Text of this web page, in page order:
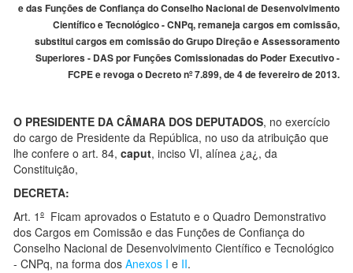
e das Funções de Confiança do Conselho Nacional de Desenvolvimento
Científico e Tecnológico - CNPq, remaneja cargos em comissão,
substitui cargos em comissão do Grupo Direção e Assessoramento
Superiores - DAS por Funções Comissionadas do Poder Executivo -
FCPE e revoga o Decreto nº 7.899, de 4 de fevereiro de 2013.
O PRESIDENTE DA CÂMARA DOS DEPUTADOS, no exercício
do cargo de Presidente da República, no uso da atribuição que
lhe confere o art. 84, caput, inciso VI, alínea ¿a¿, da
Constituição,
DECRETA:
Art. 1º Ficam aprovados o Estatuto e o Quadro Demonstrativo
dos Cargos em Comissão e das Funções de Confiança do
Conselho Nacional de Desenvolvimento Científico e Tecnológico
- CNPq, na forma dos Anexos I e II.